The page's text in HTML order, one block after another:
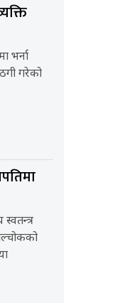
भर्ना
गरेको
स्वतन्त्र